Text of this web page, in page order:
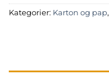
Kategorier: Karton og pap,